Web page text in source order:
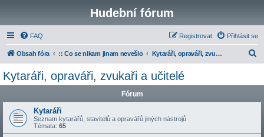
Hudební fórum
FAQ Přihlásit se
Registrovat
Obsah fóra :: Co se nikam jinam nevešlo Kytaráři, opraváři, zvukaři a učitelé
Kytaráři, opraváři, zvukaři a učitelé
Fórum
Kytaráři
Seznam kytarářů, stavitelů a opravářů jiných nástrojů
Témata: 65